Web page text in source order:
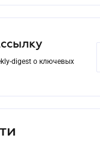
digest о ключевых